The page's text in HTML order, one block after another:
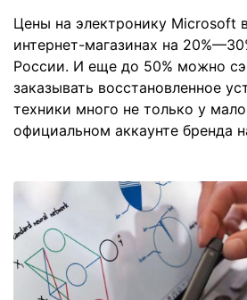
Цены на электронику Microsoft
интернет-магазинах на
России. И еще до 50% можно
заказывать восстановленное
техники много не только у
официальном аккаунте бренда